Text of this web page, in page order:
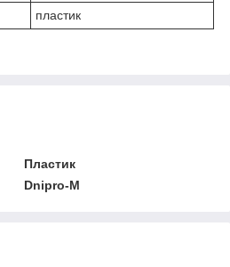
пластик
Пластик
Dnipro-M